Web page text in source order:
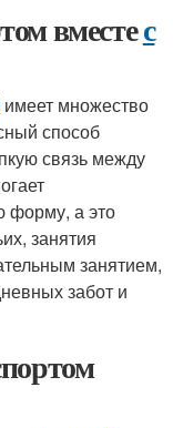
вместес
имеет множество
способ
связь между
форму, а это
занятия
занятием,
забот и